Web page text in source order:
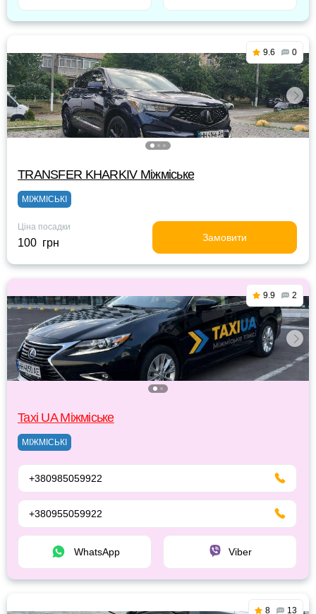
9.6 0
TRANSFER KHARKIV Міжміське
МІЖМІСЬКІ
Ціна посадки
100 грн Замовити
9.9 2
Taxi UA Міжміське
МІЖМІСЬКІ
+380985059922
+380955059922
WhatsApp Viber
8 13